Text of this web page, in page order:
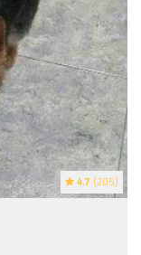
4.7 (205)